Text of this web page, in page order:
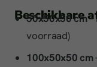
Beschikbare
50x50x50 cm–
voorraad)
100x50x50 cm